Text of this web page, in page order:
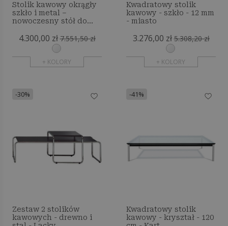
Stolik kawowy okrągły
szkło i metal –
nowoczesny stół do
4.300,00 zł 7.551,50 zł
+ KOLORY
Kwadratowy stolik
kawowy - szkło - 12 mm
- miasto
3.276,00 zł 5.308,20 zł
+ KOLORY
-30%
Zestaw 2 stolików
kawowych - drewno i
-41%
Kwadratowy stolik
kawowy - kryształ - 120